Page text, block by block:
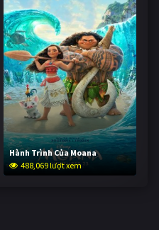
Hành Trình Của Moana
488,069 lượt xem